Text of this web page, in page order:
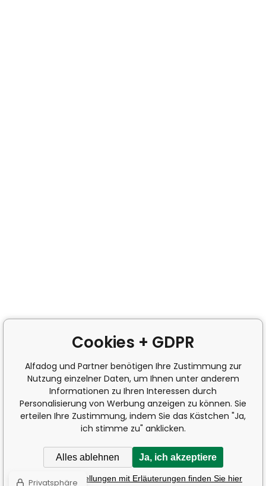
Cookies + GDPR
Alfadog und Partner benötigen Ihre Zustimmung zur
Nutzung einzelner Daten, um Ihnen unter anderem
Informationen zu Ihren Interessen durch
Personalisierung von Werbung anzeigen zu können. Sie
erteilen Ihre Zustimmung, indem Sie das Kästchen "Ja,
ich stimme zu" anklicken.
Alles ablehnen Ja, ich akzeptiere
Detaillierte Einstellungen mit Erläuterungen finden Sie hier
Privatsphäre